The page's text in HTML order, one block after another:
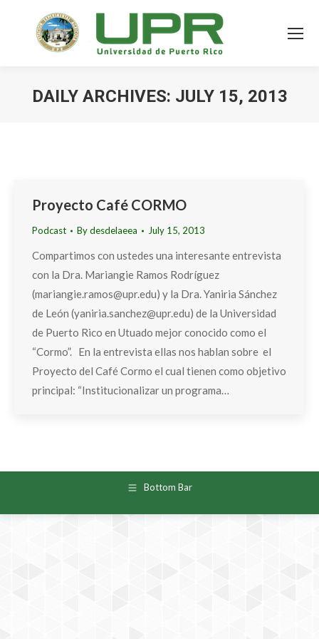
DAILY ARCHIVES: JULY 15, 2013
Proyecto Café CORMO
Podcast Bydesdelaeea July 15, 2013
Compartimos con ustedes una interesante entrevista
con la Dra. Mariangie Ramos Rodríguez
(mariangie.ramos@upr.edu) y la Dra. Yaniria Sánchez
de León (yaniria.sanchez@upr.edu) de la Universidad
de Puerto Rico en Utuado mejor conocido como el
“Cormo”. En la entrevista ellas nos hablan sobre el
Proyecto del Café Cormo el cual tienen como objetivo
principal: “Institucionalizar un programa…
Bottom Bar